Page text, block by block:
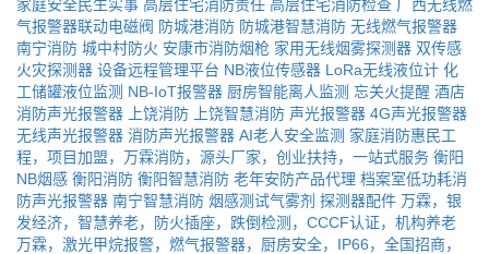
家庭安全民生实事 高层住宅消防责任 高层住宅消防检查 广西无线燃
气报警器联动电磁阀 防城港消防 防城港智慧消防 无线燃气报警器
南宁消防 城中村防火 安康市消防烟枪 家用无线烟雾探测器 双传感
火灾探测器 设备远程管理平台 NB液位传感器 LoRa无线液位计 化
工储罐液位监测 NB-IoT报警器 厨房智能离人监测 忘关火提醒 酒店
消防声光报警器
上饶消防 上饶智慧消防 声光报警器 4G声光报警器
无线声光报警器 消防声光报警器 AI老人安全监测 家庭消防惠民工
程，项目加盟，万霖消防，源头厂家，创业扶持，一站式服务 衡阳
NB烟感 衡阳消防 衡阳智慧消防 老年安防产品代理 档案室低功耗消
防声光报警器 南宁智慧消防 烟感测试气雾剂 探测器配件 万霖，银
发经济，智慧养老，防火插座，跌倒检测，CCCF认证，机构养老
万霖，激光甲烷报警，燃气报警器，厨房安全，IP66，全国招商，